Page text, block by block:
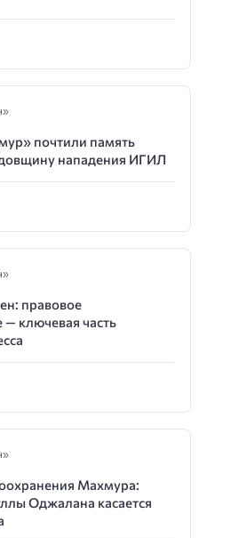
почтили память
нападения ИГИЛ
правовое
— ключевая часть
Махмура:
Оджалана касается